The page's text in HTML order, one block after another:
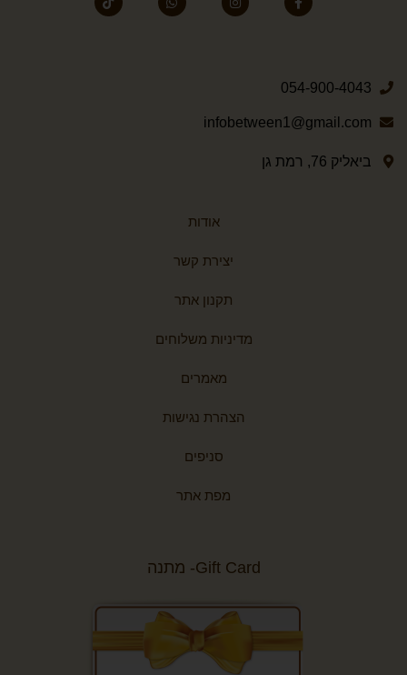
054-900-4043
infobetween1@gmail.com
ביאליק 76, רמת גן
אודות
יצירת קשר
תקנון אתר
מדיניות משלוחים
מאמרים
הצהרת נגישות
סניפים
מפת אתר
Gift Card- מתנה